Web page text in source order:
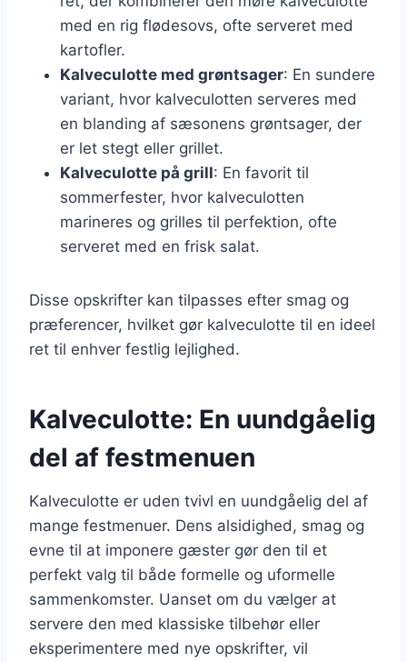
med en rig flødesovs, ofte serveret med
kartofler.
Kalveculotte med grøntsager: En sundere
variant, hvor kalveculotten serveres med
en blanding af sæsonens grøntsager, der
er let stegt eller grillet.
Kalveculotte på grill: En favorit til
sommerfester, hvor kalveculotten
marineres og grilles til perfektion, ofte
serveret med en frisk salat.
Disse opskrifter kan tilpasses efter smag og
præferencer, hvilket gør kalveculotte til en ideel
ret til enhver festlig lejlighed.
Kalveculotte: En uundgåelig
del af festmenuen
Kalveculotte er uden tvivl en uundgåelig del af
mange festmenuer. Dens alsidighed, smag og
evne til at imponere gæster gør den til et
perfekt valg til både formelle og uformelle
sammenkomster. Uanset om du vælger at
servere den med klassiske tilbehør eller
eksperimentere med nye opskrifter, vil